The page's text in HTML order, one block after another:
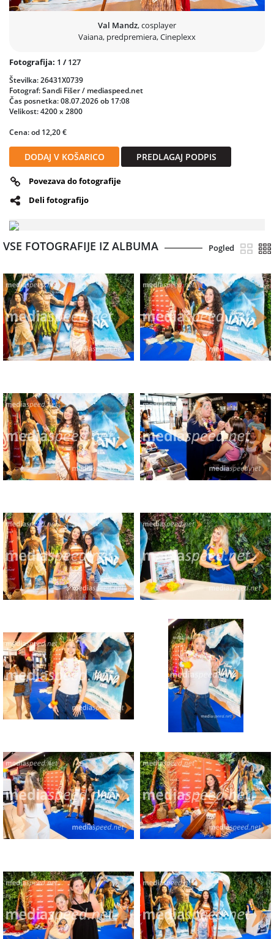
Val Mandz, cosplayer
Vaiana, predpremiera, Cineplexx
Fotografija: 1 /127
Številka: 26431X0739
Fotograf: Sandi Fišer / mediaspeed.net
Čas posnetka: 08.07.2026 ob 17:08
Velikost: 4200 x 2800
Cena: od 12,20 €
DODAJ V KOŠARICO PREDLAGAJ PODPIS
Povezava do fotografije
Deli fotografijo
VSE FOTOGRAFIJE IZ ALBUMA Pogled